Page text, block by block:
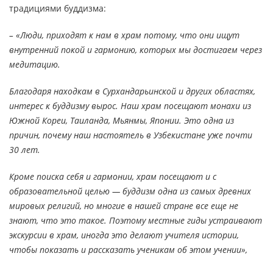
традициями буддизма:
– «Люди, приходят к нам в храм потому, что они ищут
внутренний покой и гармонию, которых мы достигаем через
медитацию.
Благодаря находкам в Сурхандарьинской и других областях,
интерес к буддизму вырос. Наш храм посещают монахи из
Южной Кореи, Таиланда, Мьянмы, Японии. Это одна из
причин, почему наш настоятель в Узбекистане уже почти
30 лет.
Кроме поиска себя и гармонии, храм посещают и с
образовательной целью — буддизм одна из самых древних
мировых религий, но многие в нашей стране все еще не
знают, что это такое. Поэтому местные гиды устраивают
экскурсии в храм, иногда это делают учителя истории,
чтобы показать и рассказать ученикам об этом учении»,